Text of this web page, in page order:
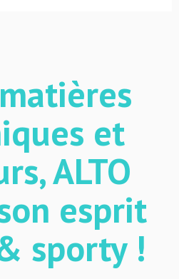
et
ALTO
esprit
sporty !